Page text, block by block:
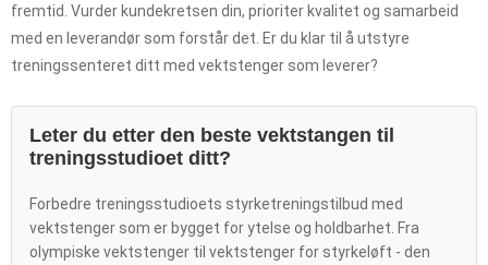
fremtid. Vurder kundekretsen din, prioriter kvalitet og samarbeid
med en leverandør som forstår det. Er du klar til å utstyre
treningssenteret ditt med vektstenger som leverer?
Leter du etter den beste vektstangen til
treningsstudioet ditt?
Forbedre treningsstudioets styrketreningstilbud med
vektstenger som er bygget for ytelse og holdbarhet. Fra
olympiske vektstenger til vektstenger for styrkeløft - den